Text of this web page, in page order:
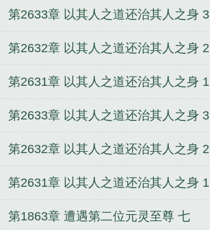
父母真相 修罗天帝老爷子什么境界
帝在线阅读 修罗天帝凌雪怎么样了
少字 修罗天帝妖儿咋死的 修罗天
天帝全文免费阅读 修罗天帝免费阅读
和主角第几章结合的
修罗天帝百科
是谁
修罗天帝txt完整版 修罗天帝
罗天帝小祖什么时候回来 修罗天帝
个
修罗天帝境界 修罗天帝妖儿在
第2633章 以其人之道还治其人之身 3
第2632章 以其人之道还治其人之身 2
第2631章 以其人之道还治其人之身 1
第2633章 以其人之道还治其人之身 3
第2632章 以其人之道还治其人之身 2
第2631章 以其人之道还治其人之身 1
第1863章 遭遇第二位元灵至尊 七